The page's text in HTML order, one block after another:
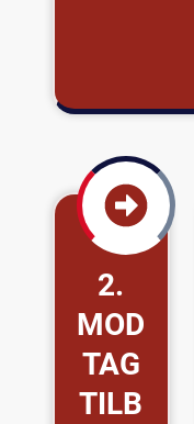
2.
MOD
TAG
TILB